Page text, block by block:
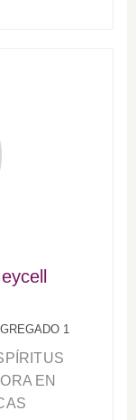
1
EN